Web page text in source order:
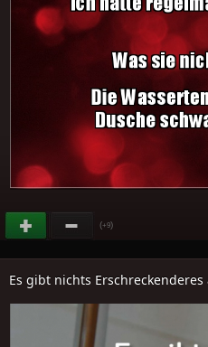
(+9)
Es gibt nichts Erschreckenderes